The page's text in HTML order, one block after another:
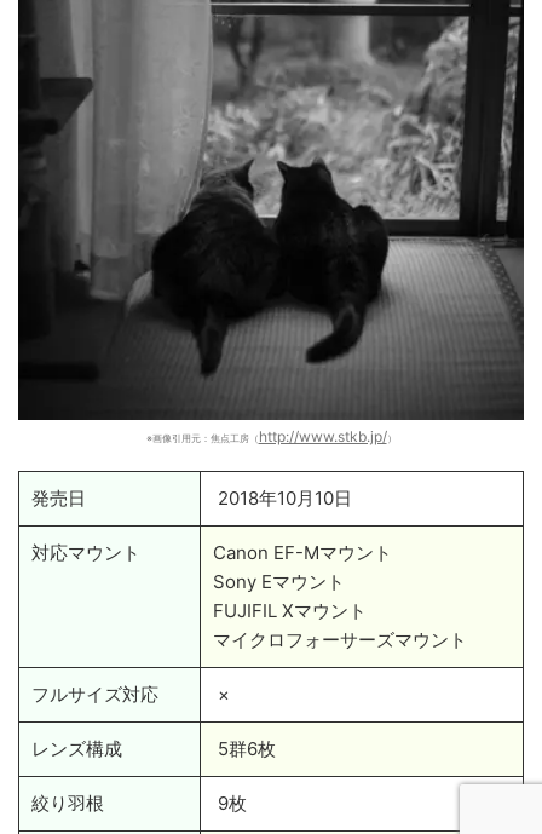
※画像引用元：焦点工房（ http://www.stkb.jp/）
発売日 2018年10月10日
対応マウント
Canon EF-Mマウント
Sony Eマウント
FUJIFIL Xマウント
マイクロフォーサーズマウント
フルサイズ対応 ×
レンズ構成 5群6枚
絞り羽根 9枚